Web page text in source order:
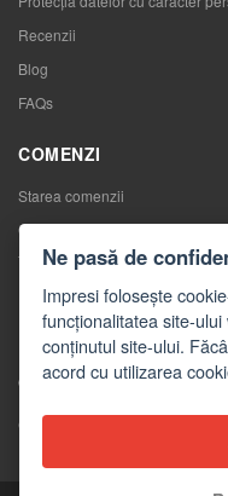
Recenzii
Blog
FAQs
COMENZI
Starea comenzii
Comenzile mele
Înlocuirea mărfurilor
Retragerea de la contractul de
Reclamaţii
CONTACTE
Contacte
Ne pasă de
Impresi folosește
funcționalitatea site-
conținutul site-ului.
acord cu utilizarea